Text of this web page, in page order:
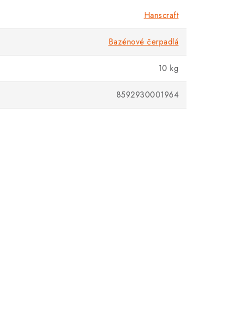
Hanscraft
Bazénové čerpadlá
10 kg
8592930001964